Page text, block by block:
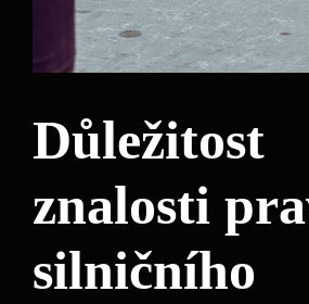
Důležitost
znalosti
silničního